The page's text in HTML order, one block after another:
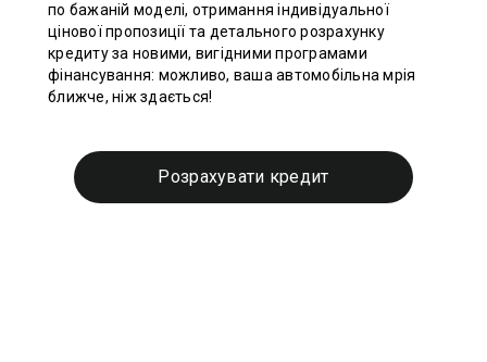
по бажаній моделі, отримання індивідуальної
цінової пропозиції та детального розрахунку
кредиту за новими, вигідними програмами
фінансування: можливо, ваша автомобільна мрія
ближче, ніж здається!
Розрахувати кредит